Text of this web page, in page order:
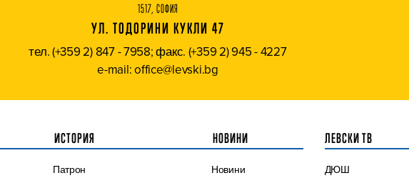
1517, СОФИЯ
УЛ. ТОДОРИНИ КУКЛИ 47
тел. (+359 2) 847 - 7958; факс. (+359 2) 945 - 4227
e-mail: office@levski.bg
ИСТОРИЯ
Патрон
НОВИНИ
Новини
ЛЕВСКИ ТВ
ДЮШ